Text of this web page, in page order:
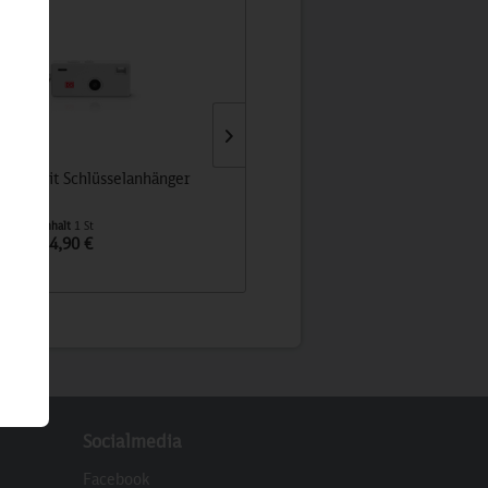
mit Schlüsselanhänger
Inhalt 1 St
24,90 €
Socialmedia
Facebook